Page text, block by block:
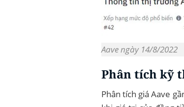
Aave ngày 14/8/2022
Phân tích kỹ
Phân tích giá Aave